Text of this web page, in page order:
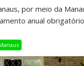
por meio da
anual